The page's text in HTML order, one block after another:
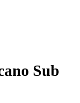
Sub